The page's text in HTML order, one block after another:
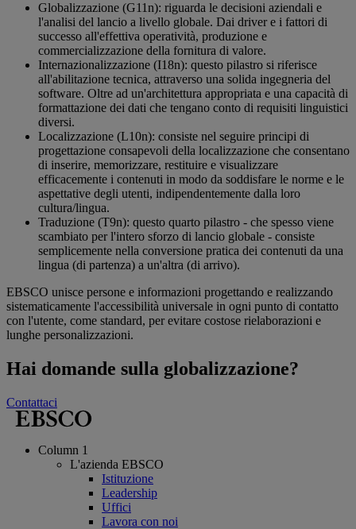
Globalizzazione (G11n): riguarda le decisioni aziendali e
l'analisi del lancio a livello globale. Dai driver e i fattori di
successo all'effettiva operatività, produzione e
commercializzazione della fornitura di valore.
Internazionalizzazione (I18n): questo pilastro si riferisce
all'abilitazione tecnica, attraverso una solida ingegneria del
software. Oltre ad un'architettura appropriata e una capacità di
formattazione dei dati che tengano conto di requisiti linguistici
diversi.
Localizzazione (L10n): consiste nel seguire principi di
progettazione consapevoli della localizzazione che consentano
di inserire, memorizzare, restituire e visualizzare
efficacemente i contenuti in modo da soddisfare le norme e le
aspettative degli utenti, indipendentemente dalla loro
cultura/lingua.
Traduzione (T9n): questo quarto pilastro - che spesso viene
scambiato per l'intero sforzo di lancio globale - consiste
semplicemente nella conversione pratica dei contenuti da una
lingua (di partenza) a un'altra (di arrivo).
EBSCO unisce persone e informazioni progettando e realizzando
sistematicamente l'accessibilità universale in ogni punto di contatto
con l'utente, come standard, per evitare costose rielaborazioni e
lunghe personalizzazioni.
Hai domande sulla globalizzazione?
Contattaci
Column 1
L'azienda EBSCO
Istituzione
Leadership
Uffici
Lavora con noi